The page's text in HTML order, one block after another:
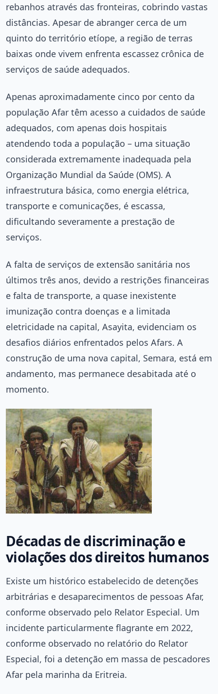
rebanhos através das fronteiras, cobrindo vastas
distâncias. Apesar de abranger cerca de um
quinto do território etíope, a região de terras
baixas onde vivem enfrenta escassez crônica de
serviços de saúde adequados.
Apenas aproximadamente cinco por cento da
população Afar têm acesso a cuidados de saúde
adequados, com apenas dois hospitais
atendendo toda a população – uma situação
considerada extremamente inadequada pela
Organização Mundial da Saúde (OMS). A
infraestrutura básica, como energia elétrica,
transporte e comunicações, é escassa,
dificultando severamente a prestação de
serviços.
A falta de serviços de extensão sanitária nos
últimos três anos, devido a restrições financeiras
e falta de transporte, a quase inexistente
imunização contra doenças e a limitada
eletricidade na capital, Asayita, evidenciam os
desafios diários enfrentados pelos Afars. A
construção de uma nova capital, Semara, está em
andamento, mas permanece desabitada até o
momento.
Décadas de discriminação e
violações dos direitos humanos
Existe um histórico estabelecido de detenções
arbitrárias e desaparecimentos de pessoas Afar,
conforme observado pelo Relator Especial. Um
incidente particularmente flagrante em 2022,
conforme observado no relatório do Relator
Especial, foi a detenção em massa de pescadores
Afar pela marinha da Eritreia.